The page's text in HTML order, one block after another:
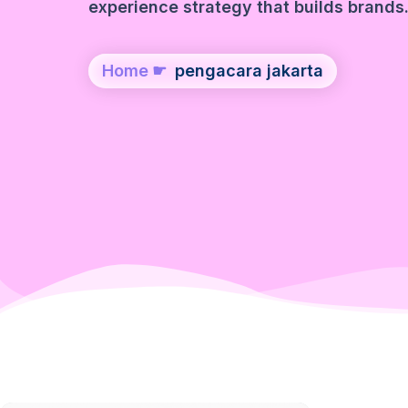
experience strategy that builds brands.
Home ☛ pengacara jakarta